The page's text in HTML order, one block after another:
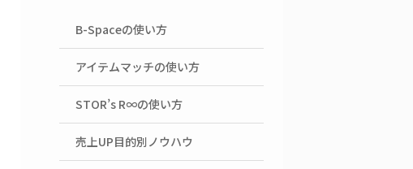
B-Spaceの使い方
アイテムマッチの使い方
STOR’s R∞の使い方
売上UP目的別ノウハウ